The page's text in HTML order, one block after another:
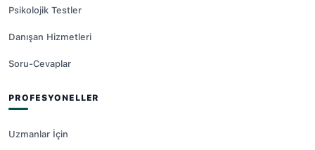
Psikolojik Testler
Danışan Hizmetleri
Soru-Cevaplar
PROFESYONELLER
Uzmanlar İçin